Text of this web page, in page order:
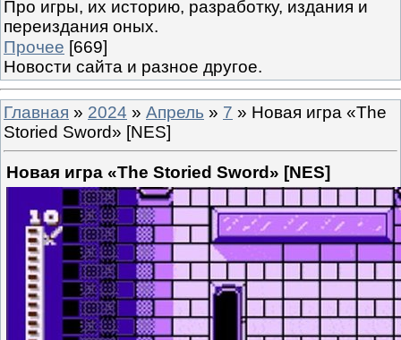
Про игры, их историю, разработку, издания и
переиздания оных.
Прочее [669]
Новости сайта и разное другое.
Главная » 2024 » Апрель » 7 » Новая игра «The
Storied Sword» [NES]
Новая игра «The Storied Sword» [NES]